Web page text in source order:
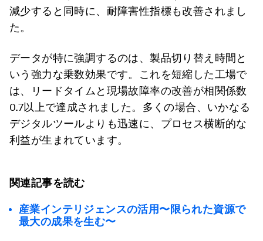
減少すると同時に、耐障害性指標も改善されまし
た。
データが特に強調するのは、製品切り替え時間と
いう強力な乗数効果です。これを短縮した工場で
は、リードタイムと現場故障率の改善が相関係数
0.7以上で達成されました。多くの場合、いかなる
デジタルツールよりも迅速に、プロセス横断的な
利益が生まれています。
関連記事を読む
産業インテリジェンスの活用〜限られた資源で
最大の成果を生む〜